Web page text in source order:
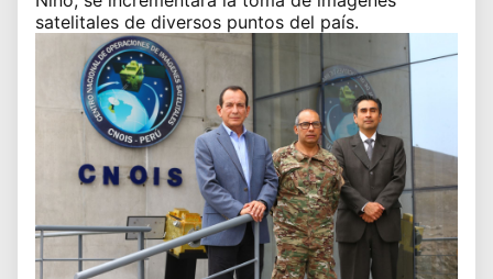
satelitales de diversos puntos del país.